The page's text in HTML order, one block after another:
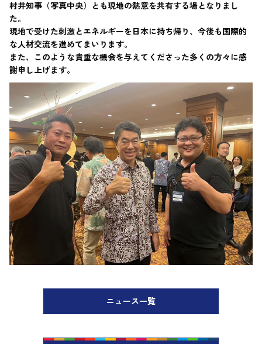
村井知事（写真中央）とも現地の熱意を共有する場となりまし
た。
現地で受けた刺激とエネルギーを日本に持ち帰り、今後も国際的
な人材交流を進めてまいります。
また、このような貴重な機会を与えてくださった多くの方々に感
謝申し上げます。
ニュース一覧